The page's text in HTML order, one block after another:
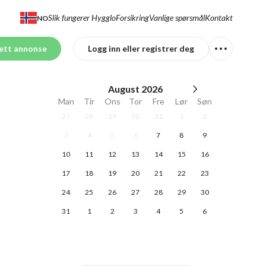
NOSlik fungerer HyggloForsikringVanlige spørsmålKontakt
annonse Logg inn eller registrer deg
August 2026
Man Tir Ons Tor Fre Lør Søn
27 28 29 30 31 1 2
3 4 5 6 7 8 9
10 11 12 13 14 15 16
17 18 19 20 21 22 23
24 25 26 27 28 29 30
31 1 2 3 4 5 6